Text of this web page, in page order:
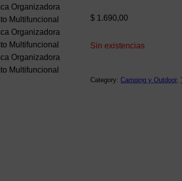
$1.690,00
Sin existencias
Category: Camping y Outdoor,